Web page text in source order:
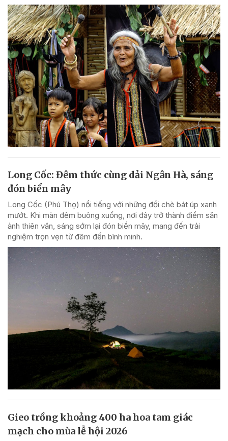
Long Cốc: Đêm thức cùng dải Ngân Hà, sáng
đón biển mây
Long Cốc (Phú Thọ) nổi tiếng với những đồi chè bát úp xanh
mướt. Khi màn đêm buông xuống, nơi đây trở thành điểm săn
ảnh thiên văn, sáng sớm lại đón biển mây, mang đến trải
nghiệm trọn vẹn từ đêm đến bình minh.
Gieo trồng khoảng 400 ha hoa tam giác
mạch cho mùa lễ hội 2026